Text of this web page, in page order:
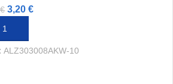
€ 3,20€
DEN WARENKORB
ALZ303008AKW-10